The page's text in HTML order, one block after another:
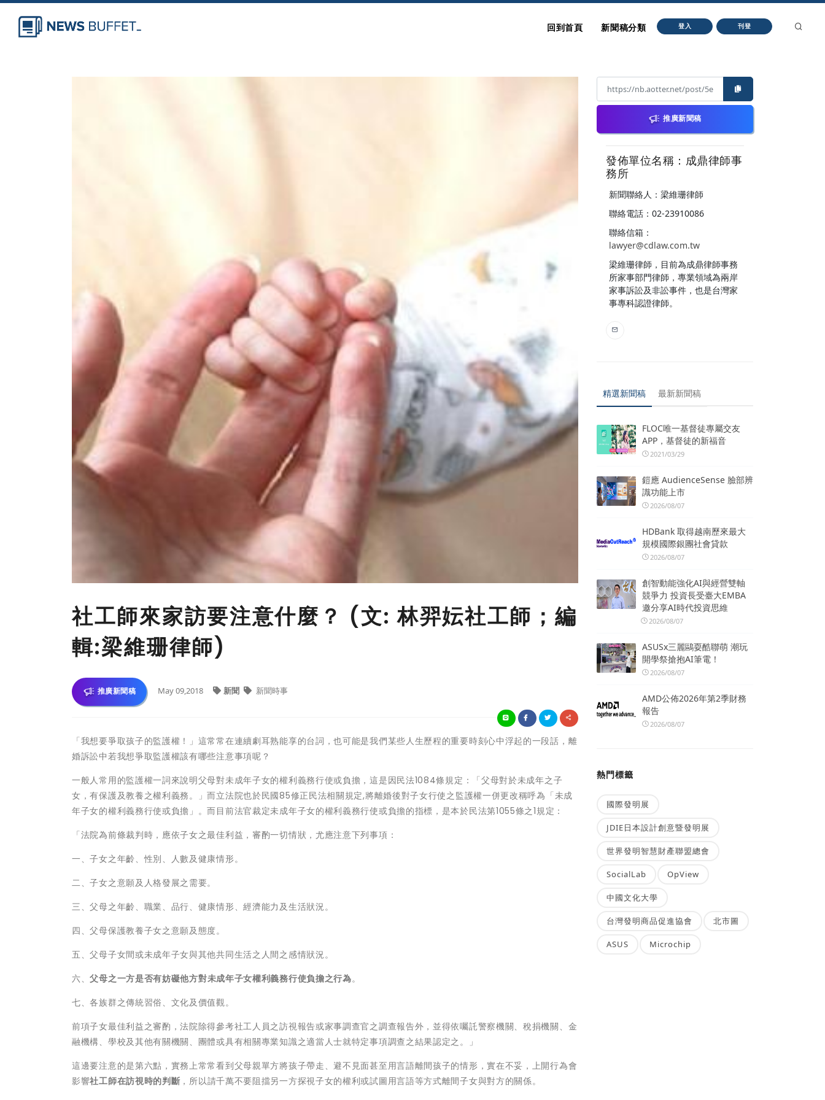
回到首頁 新聞稿分類 登入 刊登
社工師來家訪要注意什麼？ (文: 林羿妘社工師；編
輯:梁維珊律師)
推廣新聞稿 May 09,2018 新聞 新聞時事
「我想要爭取孩子的監護權！」這常常在連續劇耳熟能享的台詞，也可能是我們某些人生歷程的重要時刻心中浮起的一段話，離
婚訴訟中若我想爭取監護權該有哪些注意事項呢？
一般人常用的監護權一詞來說明父母對未成年子女的權利義務行使或負擔，這是因民法1084條規定：「父母對於未成年之子
女，有保護及教養之權利義務。」而立法院也於民國85修正民法相關規定,將離婚後對子女行使之監護權一併更改稱呼為「未成
年子女的權利義務行使或負擔」。而目前法官裁定未成年子女的權利義務行使或負擔的指標，是本於民法第1055條之1規定：
「法院為前條裁判時，應依子女之最佳利益，審酌一切情狀，尤應注意下列事項：
一、子女之年齡、性別、人數及健康情形。
二、子女之意願及人格發展之需要。
三、父母之年齡、職業、品行、健康情形、經濟能力及生活狀況。
四、父母保護教養子女之意願及態度。
五、父母子女間或未成年子女與其他共同生活之人間之感情狀況。
六、父母之一方是否有妨礙他方對未成年子女權利義務行使負擔之行為。
七、各族群之傳統習俗、文化及價值觀。
前項子女最佳利益之審酌，法院除得參考社工人員之訪視報告或家事調查官之調查報告外，並得依囑託警察機關、稅捐機關、金
融機構、學校及其他有關機關、團體或具有相關專業知識之適當人士就特定事項調查之結果認定之。」
這邊要注意的是第六點，實務上常常看到父母親單方將孩子帶走、避不見面甚至用言語離間孩子的情形，實在不妥，上開行為會
影響社工師在訪視時的判斷 ，所以請千萬不要阻擋另一方探視子女的權利或試圖用言語等方式離間子女與對方的關係。
推廣新聞稿
發佈單位名稱：成鼎律師事
務所
新聞聯絡人：梁維珊律師
聯絡電話：02-23910086
聯絡信箱：
lawyer@cdlaw.com.tw
梁維珊律師，目前為成鼎律師事務
所家事部門律師，專業領域為兩岸
家事訴訟及非訟事件，也是台灣家
事專科認證律師。
精選新聞稿 最新新聞稿
FLOC唯一基督徒專屬交友
APP，基督徒的新福音
2021/03/29
鎧應 AudienceSense 臉部辨
識功能上市
2026/08/07
HDBank 取得越南歷來最大
規模國際銀團社會貸款
2026/08/07
創智動能強化AI與經營雙軸
競爭力 投資長受臺大EMBA
邀分享AI時代投資思維
2026/08/07
ASUSx三麗鷗耍酷聯萌 潮玩
開學祭搶抱AI筆電！
2026/08/07
AMD公佈2026年第2季財務
報告
2026/08/07
熱門標籤
國際發明展
JDIE日本設計創意暨發明展
世界發明智慧財產聯盟總會
SocialLab OpView
中國文化大學
台灣發明商品促進協會 北市圖
ASUS Microchip